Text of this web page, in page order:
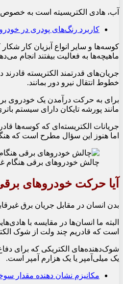
آب، هادی الکتریسیته است به‏ خصوص
کاربرد رنگ‌‏های پودری در خودرو
کوسه‏‌ها و سایر انواع آبزیان کار
ماهیچه‏‌ها به فعالیت بیفتند انجام
خطوط انتقال نیرو دور بمانند.
مانند پورشه تایکان دارای سیستم باتری با ولتاژ بالا
جریانات الکتریسته‏‌ای که کوسه‏‌ها
اما هنوز این سؤال مطرح است که
چالش خودروهای برقی هنگام
آیا حرکت خودروهای
بدن انسان در مقابل جریان برق
البته ما انسان‏‌ها در مقایسه با
است که قادریم چند ولت از شوک
یک میلی‌آمپر یا یک هزارم آمپر است.
مکانیزم نشان‏ دهنده مقدار